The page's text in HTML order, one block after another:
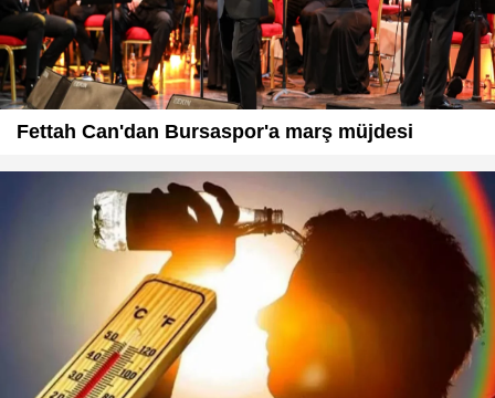
Fettah Can'dan Bursaspor'a marş müjdesi